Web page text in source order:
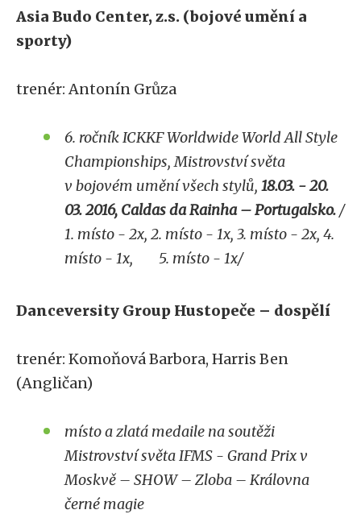
Asia Budo Center, z.s. (bojové umění a
sporty)
trenér: Antonín Grůza
6. ročník ICKKF Worldwide World All Style
Championships,Mistrovství světa
v bojovém umění všech stylů, 18.03. - 20.
03. 2016, Caldas da Rainha – Portugalsko./
1. místo - 2x, 2. místo - 1x, 3. místo - 2x, 4.
místo - 1x, 5. místo - 1x/
Danceversity Group Hustopeče – dospělí
trenér: Komoňová Barbora, Harris Ben
(Angličan)
místo a zlatá medaile na soutěži
Mistrovství světa IFMS - Grand Prix v
Moskvě – SHOW – Zloba – Královna
černé magie